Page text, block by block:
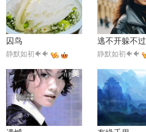
囚鸟
静默如初🐠🐠
逃不开躲不过
静默如初🐠🐠